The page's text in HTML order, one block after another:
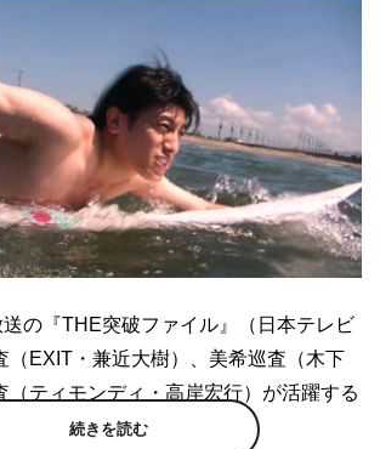
の『THE突破ファイル』（日本テレビ
（EXIT・兼近大樹）、美希巡査（木下
（ティモンディ・高岸宏行）が活躍する
破交番」の新作が登場する。
続きを読む